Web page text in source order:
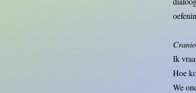
Ik
Hoe
We